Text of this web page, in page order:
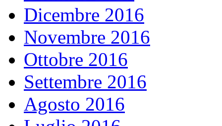
Dicembre 2016
Novembre 2016
Ottobre 2016
Settembre 2016
Agosto 2016